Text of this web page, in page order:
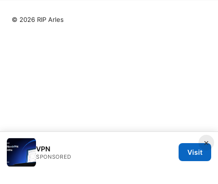
×
VPN
SPONSORED
Visit
© 2026 RIP Arles